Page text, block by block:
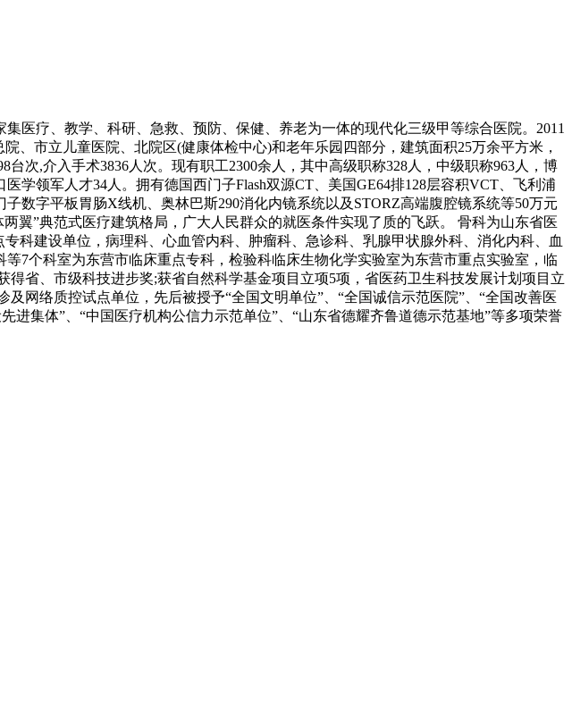
医疗、教学、科研、急救、预防、保健、养老为一体的现代化三级甲等综合医院。2011
、市立儿童医院、北院区(健康体检中心)和老年乐园四部分，建筑面积25万余平方米，
次,介入手术3836人次。现有职工2300余人，其中高级职称328人，中级职称963人，博
学领军人才34人。拥有德国西门子Flash双源CT、美国GE64排128层容积VCT、飞利浦
数字平板胃肠X线机、奥林巴斯290消化内镜系统以及STORZ高端腹腔镜系统等50万元
翼”典范式医疗建筑格局，广大人民群众的就医条件实现了质的飞跃。 骨科为山东省医
科建设单位，病理科、心血管内科、肿瘤科、急诊科、乳腺甲状腺外科、消化内科、血
7个科室为东营市临床重点专科，检验科临床生物化学实验室为东营市重点实验室，临
省、市级科技进步奖;获省自然科学基金项目立项5项，省医药卫生科技发展计划项目立
网络质控试点单位，先后被授予“全国文明单位”、“全国诚信示范医院”、“全国改善医
进集体”、“中国医疗机构公信力示范单位”、“山东省德耀齐鲁道德示范基地”等多项荣誉